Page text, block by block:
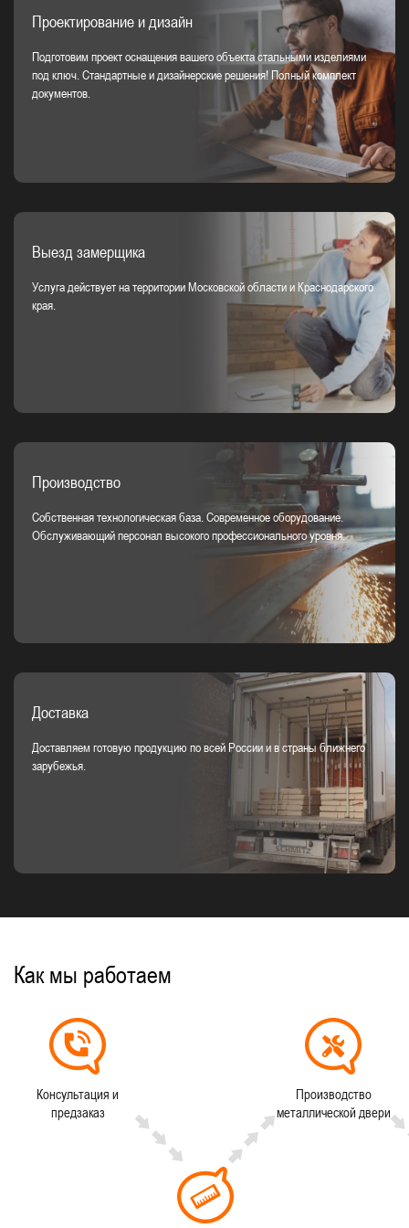
Проектирование и дизайн
Подготовим проект оснащения вашего объекта стальными изделиями
под ключ. Стандартные и дизайнерские решения! Полный комплект
документов.
Выезд замерщика
Услуга действует на территории Московской области и Краснодарского
края.
Производство
Собственная технологическая база. Современное оборудование.
Обслуживающий персонал высокого профессионального уровня.
Доставка
Доставляем готовую продукцию по всей России и в страны ближнего
зарубежья.
Как мы работаем
Консультация и
предзаказ
Производство
металлической двери